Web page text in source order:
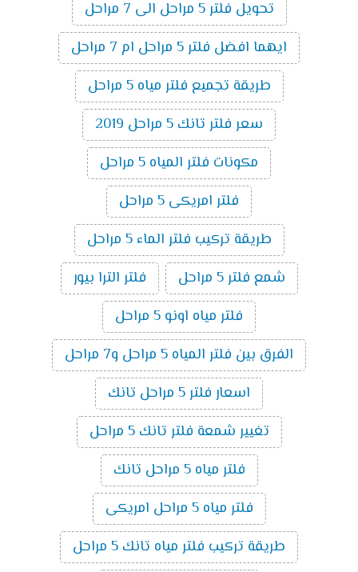
تحويل فلتر 5 مراحل الى 7 مراحل
ايهما افضل فلتر 5 مراحل ام 7 مراحل
طريقة تجميع فلتر مياه 5 مراحل
سعر فلتر تانك 5 مراحل 2019
مكونات فلتر المياه 5 مراحل
فلتر امريكى 5 مراحل
طريقة تركيب فلتر الماء 5 مراحل
شمع فلتر 5 مراحل
فلتر الترا بيور
فلتر مياه اونو 5 مراحل
الفرق بين فلتر المياه 5 مراحل و7 مراحل
اسعار فلتر 5 مراحل تانك
تغيير شمعة فلتر تانك 5 مراحل
فلتر مياه 5 مراحل تانك
فلتر مياه 5 مراحل امريكى
طريقة تركيب فلتر مياه تانك 5 مراحل